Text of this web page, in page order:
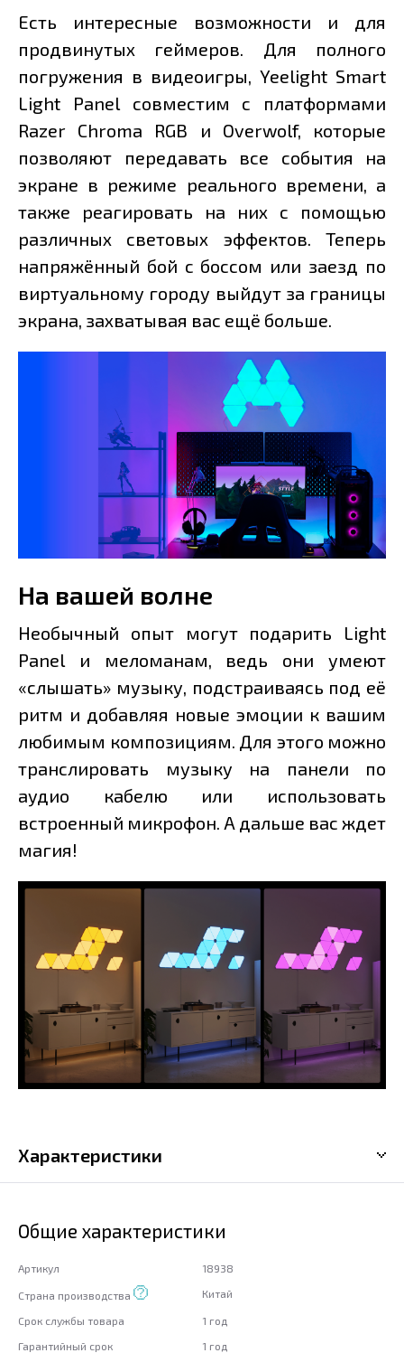
Есть интересные возможности и для
продвинутых геймеров. Для полного
погружения в видеоигры, Yeelight Smart
Light Panel совместим с платформами
Razer Chroma RGB и Overwolf, которые
позволяют передавать все события на
экране в режиме реального времени, а
также реагировать на них с помощью
различных световых эффектов. Теперь
напряжённый бой с боссом или заезд по
виртуальному городу выйдут за границы
экрана, захватывая вас ещё больше.
На вашей волне
Необычный опыт могут подарить Light
Panel и меломанам, ведь они умеют
«слышать» музыку, подстраиваясь под её
ритм и добавляя новые эмоции к вашим
любимым композициям. Для этого можно
транслировать музыку на панели по
аудио кабелю или использовать
встроенный микрофон. А дальше вас ждет
магия!
Характеристики
Общие характеристики
Артикул 18938
Страна производства Китай
Срок службы товара
1 год
Гарантийный срок
1 год